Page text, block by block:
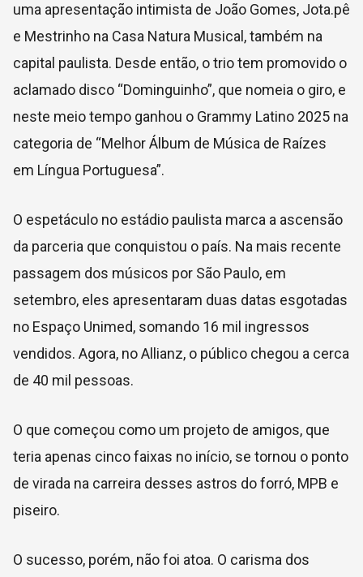
uma apresentação intimista de João Gomes, Jota.pê
e Mestrinho na Casa Natura Musical, também na
capital paulista. Desde então, o trio tem promovido o
aclamado disco “Dominguinho”, que nomeia o giro, e
neste meio tempo ganhou o Grammy Latino 2025 na
categoria de “Melhor Álbum de Música de Raízes
em Língua Portuguesa”.
O espetáculo no estádio paulista marca a ascensão
da parceria que conquistou o país. Na mais recente
passagem dos músicos por São Paulo, em
setembro, eles apresentaram duas datas esgotadas
no Espaço Unimed, somando 16 mil ingressos
vendidos. Agora, no Allianz, o público chegou a cerca
de 40 mil pessoas.
O que começou como um projeto de amigos, que
teria apenas cinco faixas no início, se tornou o ponto
de virada na carreira desses astros do forró, MPB e
piseiro.
O sucesso, porém, não foi atoa. O carisma dos